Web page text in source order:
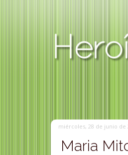
miércoles, 28 de junio de
Maria